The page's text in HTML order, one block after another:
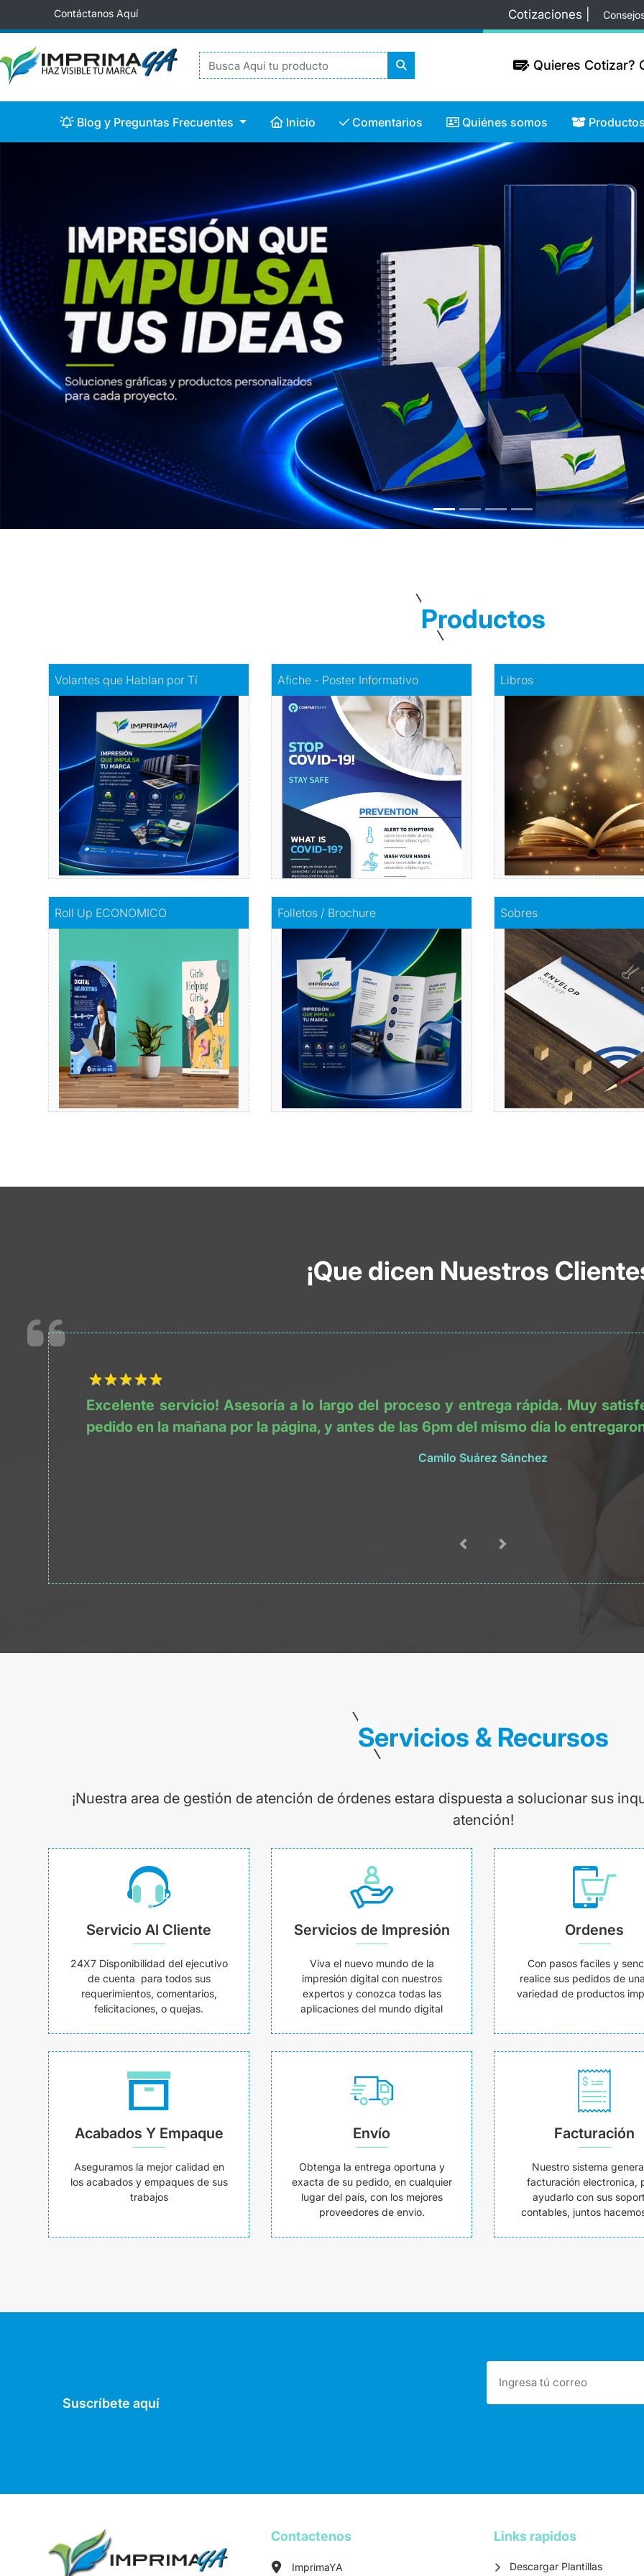
Contáctanos Aquí Cotizaciones |
Quieres Cotizar?
Quieres Cotizar?
Blog y Preguntas Frecuentes
Blog y Preguntas Frecuentes Inicio
Inicio Comentarios
Comentarios Quiénes somos
Quiénes somos Productos
Productos
Volantes que Hablan por Tí
Volantes con Amor
Comprar
Comprar
Afiche - Poster Informativo
Información visualmente atractiva
Comprar
Comprar
Libros
Haz realidad tu
Comprar
Comprar
Roll Up ECONOMICO
Comprar
Folletos / Brochure
Impacta con información
Comprar
Comprar
Sobres
Envuelve tu mensaje con
calidad
Comprar
Comprar
¡Que dicen Nuestros
1Título
2Título
3Título
4Título
Excelente servicio! Asesoría a lo largo del proceso y entrega rápida. Muy
pedido en la mañana por la página, y antes de las 6pm del mismo día lo
Camilo Suárez Sánchez
Servicios & Recursos
¡Nuestra area de gestión de atención de órdenes estara dispuesta a solucionar sus
atención!
Servicio Al Cliente
24X7 Disponibilidad del ejecutivo
de cuenta para todos sus
requerimientos, comentarios,
felicitaciones, o quejas.
Servicios de Impresión
Viva el nuevo mundo de la
impresión digital con nuestros
expertos y conozca todas las
aplicaciones del mundo digital
Ordenes
Con pasos faciles y
realice sus pedidos de
variedad de productos
Acabados Y Empaque
Aseguramos la mejor calidad en
los acabados y empaques de sus
trabajos
Envío
Obtenga la entrega oportuna y
exacta de su pedido, en cualquier
lugar del país, con los mejores
proveedores de envio.
Facturación
Nuestro sistema
facturación electronica,
ayudarlo con sus
contables, juntos
Suscríbete aquí
Contactenos
ImprimaYA
Links rapidos
Descargar Plantillas